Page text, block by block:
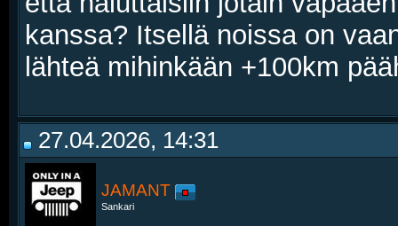
kanssa? Itsellä noissa on
lähteä mihinkään +100km
27.04.2026, 14:31
JAMANT
Sankari